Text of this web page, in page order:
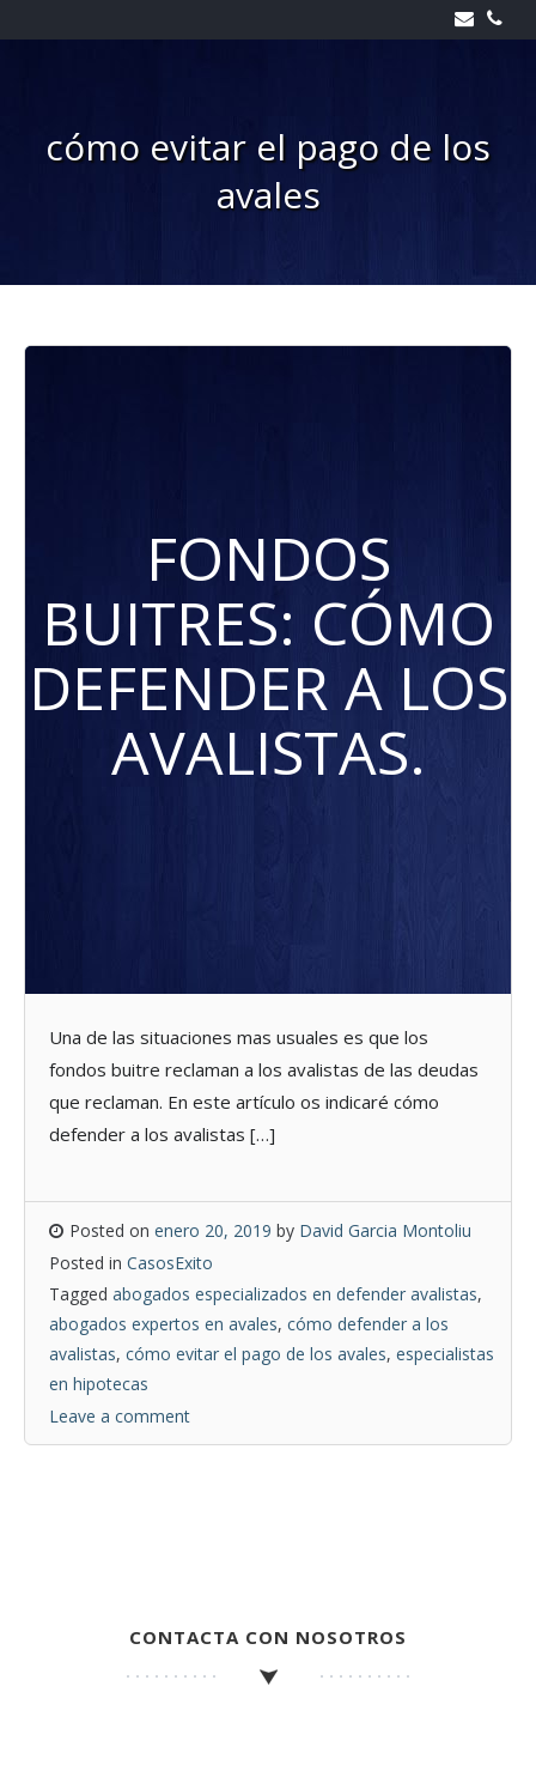
to
cómo evitar el pago de los
avales
FONDOS
BUITRES: CÓMO
DEFENDER A LOS
AVALISTAS.
Una de las situaciones mas usuales es que los
fondos buitre reclaman a los avalistas de las deudas
que reclaman. En este artículo os indicaré cómo
defender a los avalistas […]
Posted on enero 20, 2019 by David Garcia Montoliu
Posted in CasosExito
Tagged abogados especializados en defender avalistas,
abogados expertos en avales, cómo defender a los
avalistas, cómo evitar el pago de los avales, especialistas
en hipotecas
Leave a comment
CONTACTA CON NOSOTROS